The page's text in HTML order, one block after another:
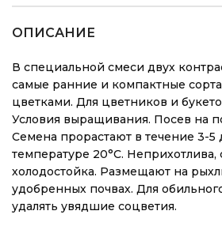
ОПИСАНИЕ
В специальной смеси двух
самые ранние и компактные
цветками. Для цветников и
Условия выращивания. Посев на
Семена прорастают в течение 3-5
температуре 20°С. Неприхотлива,
холодостойка. Размещают на
удобренных почвах. Для
удалять увядшие соцветия.